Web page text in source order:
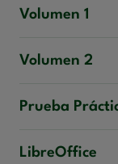
Volumen 1
Volumen 2
Prueba
LibreOffice